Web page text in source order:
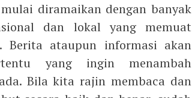
diramaikan dengan banyak
dan lokal yang memuat
ataupun informasi akan
yang ingin menambah
Bila kita rajin membaca dan